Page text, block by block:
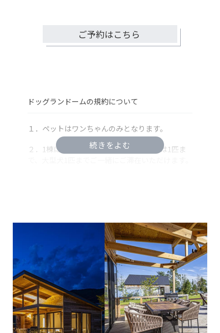
ご予約はこちら
ドッグランドームの規約について
１．ペットはワンちゃんのみとなります。
２．1棟に付き小型犬は2匹まで、中型犬は1匹ま
す。
４．施設内をペットと散歩する時は、必ずリード
に繋いでいただき、他の宿泊客にご配慮願いま
す。
５．狂犬病とウイルス性伝染病の予防接種(5種類
以上の混合ワクチン)を受けており、接種後2週間
以上1年未満であること。チェックイン時にこれ
らの予防接種済証をご提示ください。